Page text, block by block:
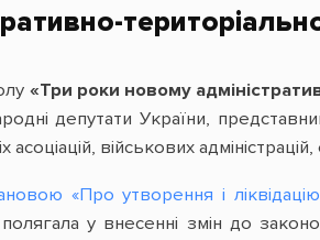
«Три роки новому
депутати України,
військових
«Про утворення і
у внесенні змін до